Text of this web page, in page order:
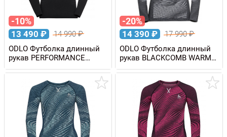
-10%
13 490 ₽ 14 990₽
ODLO Футболка длинный
рукав PERFORMANCE
LIGHT мужская
-20%
14 390 ₽ 17 990₽
ODLO Футболка длинный
рукав BLACKCOMB WARM
Eco женская